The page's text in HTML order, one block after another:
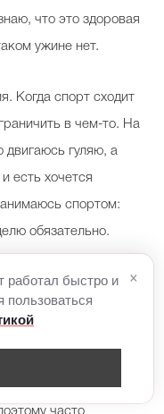
что это здоровая
ужине нет.
Когда спорт сходит
в чем-то. На
двигаюсь гуляю, а
есть хочется
спортом:
обязательно.
часто
работал быстро и
×